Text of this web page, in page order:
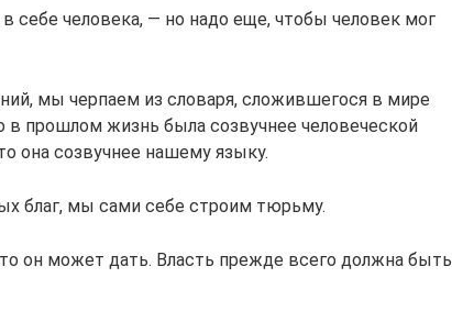
себе человека, — но надо еще, чтобы человек мог
мы черпаем из словаря, сложившегося в мире
прошлом жизнь была созвучнее человеческой
она созвучнее нашему языку.
благ, мы сами себе строим тюрьму.
он может дать. Власть прежде всего должна быть